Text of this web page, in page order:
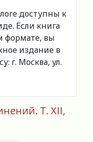
доступны к
Если книга
формате, вы
издание в
г. Москва, ул.
Т. ХII,